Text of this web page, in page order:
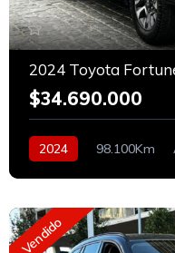
2024 Toyota
$34.690.000
2024 98.100Km
Vendido